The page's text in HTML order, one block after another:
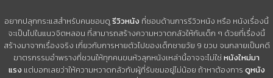
อยากปลุกกระแสสำหรับคนชอบดูรีวิวหนัง ที่ชอบด้านการรีวิวหนัง หรือ หนังเรื่องนี้
จะเป็นไปในแนวจิตหลอน ที่สามารถสร้างความหวาดกลัวให้กับเด็ก ๆ ด้วยที่เรื่องนี้
สร้างมาจากเรื่องจริง เกี่ยวกับการหายตัวไปของเด็กชายวัย 9 ขวบ จนกลายเป็นคดี
ฆาตรกรรมอำพรางที่ชวนให้ทุกคนขนหัวลุกหนังเหล่านี้อาจจะไม่ใช่ หนังใหม่มา
แรง แต่บอกเลยว่าให้ความหวาดกลัวกับผู้ที่รับชมอยู่ไม่น้อย ถ้าหาต้องการ ดูหนัง